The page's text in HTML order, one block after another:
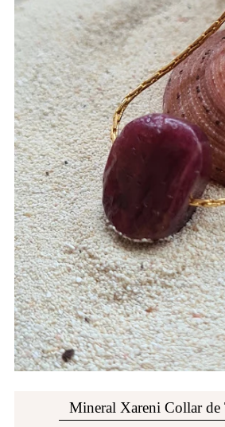
Mineral Xareni Collar de